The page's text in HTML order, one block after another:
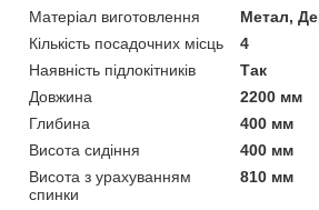
Матеріал виготовлення
Метал,
Кількість посадочних місць
4
Наявність підлокітників
Так
Довжина
2200 мм
Глибина
400 мм
Висота сидіння
400 мм
Висота з урахуванням
спинки
810 мм